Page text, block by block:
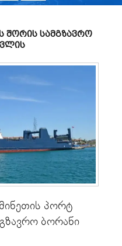
შორის სამგზავრო
პორტ
ბორანი